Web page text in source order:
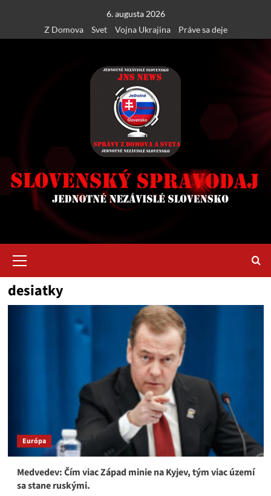
content
6. augusta 2026
Z Domova
Svet Vojna Ukrajina Práve sa deje
Menu
desiatky
Európa
Medvedev: Čím viac Západ minie na Kyjev, tým viac území
sa stane ruskými.